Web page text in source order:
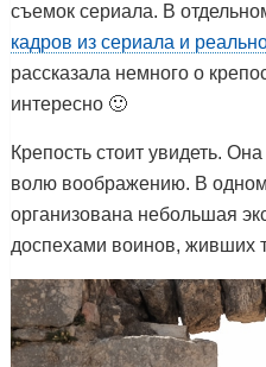
съемок сериала. В
кадров из сериала и
рассказала немного о
интересно 🙂
Крепость стоит увидеть.
волю воображению. В
организована небольшая
доспехами воинов, живших